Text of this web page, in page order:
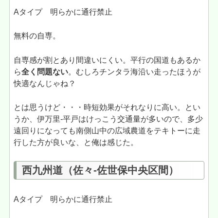
Aタイプ 明らかに通行禁止
無料の自専。
自専感が割とあり間違いにくい。平行の国道もあるか
ら全く問題ない。むしろチンタラ海沿い走ったほうが
快適なんじゃね？
とは思うけど・・・時短効果がそれなりに高い。とい
うか、伊万里-平戸はけっこう交通量が多いので、多少
遠回りになっても南側山中の広域農道をテキトーに走
行した方が良いな、と俺は感じた。
西九州道（佐々-佐世保中央区間）
Aタイプ 明らかに通行禁止